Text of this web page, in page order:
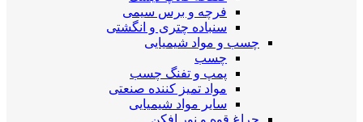
فرچه و برس سیمی
سنباده چتری و انگشتی
چسب و مواد شیمیایی
چسب
پمپ و تفنگ چسب
مواد تمیز کننده صنعتی
سایر مواد شیمیایی